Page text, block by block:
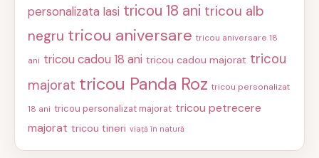
personalizata Iasi tricou 18 ani tricou alb
negru tricou aniversare tricou aniversare 18
ani tricou cadou 18 ani tricou cadou majorat tricou
majorat tricou Panda Roz tricou personalizat
18 ani tricou personalizat majorat tricou petrecere
majorat tricou tineri viață în natură